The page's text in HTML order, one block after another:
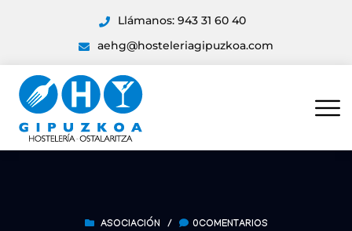
Llámanos: 943 31 60 40
aehg@hosteleriagipuzkoa.com
ASOCIACIÓN / 0COMENTARIOS